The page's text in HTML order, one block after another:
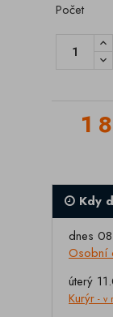
Počet
1
Kdy
dnes
Osobní
úterý
Kurýr - v